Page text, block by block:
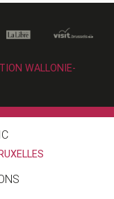
WALLONIE-